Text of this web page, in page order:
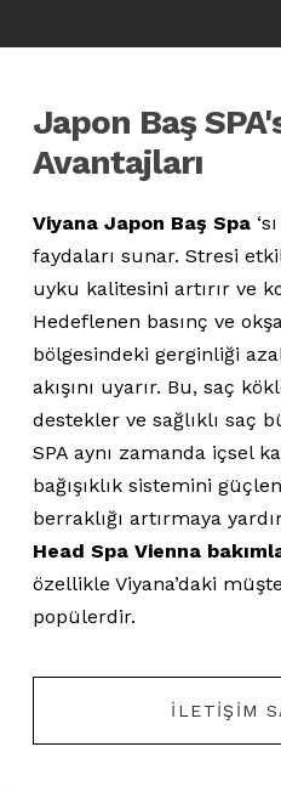
Japon Baş
Avantajları
Viyana Japon Baş Spa
faydaları sunar. Stresi
uyku kalitesini artırır ve
Hedeflenen basınç ve
bölgesindeki gerginliği
akışını uyarır. Bu, saç
destekler ve sağlıklı saç
SPA aynı zamanda içsel
bağışıklık sistemini
berraklığı artırmaya
Head Spa Vienna
özellikle Viyana’daki
popülerdir.
İLETIŞIM